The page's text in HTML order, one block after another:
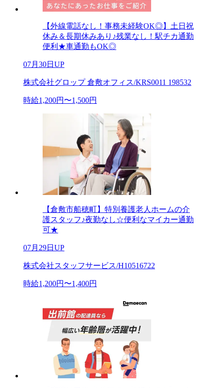
【外線電話なし！事務未経験OK◎】土日祝
休み＆長期休みあり♪残業なし！駅チカ通勤
便利★車通勤もOK◎
07月30日UP
株式会社グロップ 倉敷オフィス/KRS0011 198532
時給1,200円〜1,500円
【倉敷市船穂町】特別養護老人ホームの介
護スタッフ♪夜勤なし☆便利なマイカー通勤
可★
07月29日UP
株式会社スタッフサービス/H10516722
時給1,200円〜1,400円